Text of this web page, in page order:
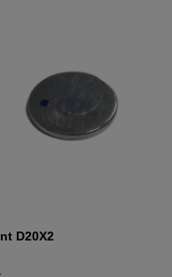
D20X2